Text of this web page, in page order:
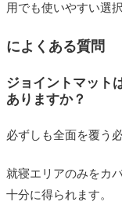
用でも使いやすい選
によくある質問
ジョイントマット
ありますか？
必ずしも全面を覆う
就寝エリアのみをカ
十分に得られます。